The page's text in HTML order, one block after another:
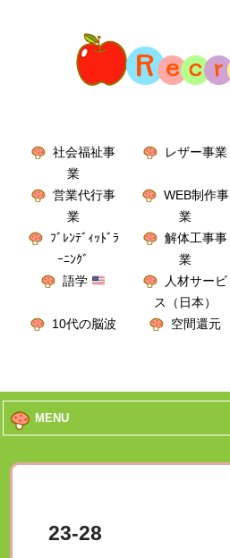
社会福祉事
業
レザー事業
営業代行事
業
WEB制作事
業
ﾌﾞﾚﾝﾃﾞｨｯﾄﾞﾗ
ｰﾆﾝｸﾞ
解体工事事
業
語学
人材サービ
ス（日本）
10代の脳波
空間還元
MENU
23-28